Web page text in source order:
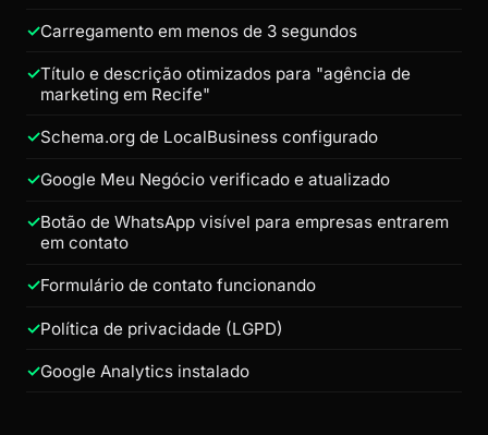
Carregamento em menos de 3 segundos
Título e descrição otimizados para "agência de
marketing em Recife"
Schema.org de LocalBusiness configurado
Google Meu Negócio verificado e atualizado
Botão de WhatsApp visível para empresas entrarem
em contato
Formulário de contato funcionando
Política de privacidade (LGPD)
Google Analytics instalado